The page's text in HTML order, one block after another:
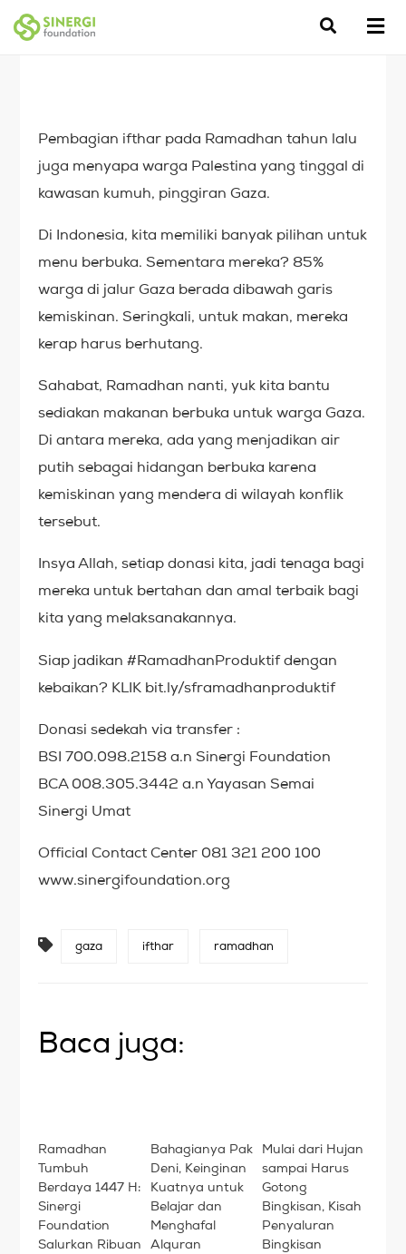
Pembagian ifthar pada Ramadhan tahun lalu
juga menyapa warga Palestina yang tinggal di
kawasan kumuh, pinggiran Gaza.
Di Indonesia, kita memiliki banyak pilihan untuk
menu berbuka. Sementara mereka? 85%
warga di jalur Gaza berada dibawah garis
kemiskinan. Seringkali, untuk makan, mereka
kerap harus berhutang.
Sahabat, Ramadhan nanti, yuk kita bantu
sediakan makanan berbuka untuk warga Gaza.
Di antara mereka, ada yang menjadikan air
putih sebagai hidangan berbuka karena
kemiskinan yang mendera di wilayah konflik
tersebut.
Insya Allah, setiap donasi kita, jadi tenaga bagi
mereka untuk bertahan dan amal terbaik bagi
kita yang melaksanakannya.
Siap jadikan #RamadhanProduktif dengan
kebaikan? KLIK bit.ly/sframadhanproduktif
Donasi sedekah via transfer :
BSI 700.098.2158 a.n Sinergi Foundation
BCA 008.305.3442 a.n Yayasan Semai
Sinergi Umat
Official Contact Center 081 321 200 100
www.sinergifoundation.org
gaza ifthar ramadhan
Baca juga:
Ramadhan
Tumbuh
Berdaya 1447 H:
Sinergi
Foundation
Salurkan Ribuan
Bahagianya Pak
Deni, Keinginan
Kuatnya untuk
Belajar dan
Menghafal
Alquran
Mulai dari Hujan
sampai Harus
Gotong
Bingkisan, Kisah
Penyaluran
Bingkisan